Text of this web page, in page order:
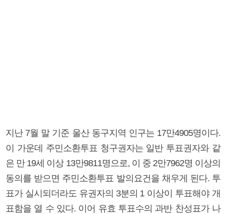
지난 7월 말 기준 울산 동구지역 인구는 17만4905명이다.
이 가운데 주민소환투표 청구권자는 일반 투표권자와 같
은 만 19세 이상 13만9811명으로, 이 중 2만7962명 이상의
동의를 받으면 주민소환투표 발의요건을 채우게 된다. 투
표가 실시되더라도 유권자의 3분의 1 이상이 투표해야 개
표함을 열 수 있다. 이어 유효 투표수의 과반 찬성표가 나